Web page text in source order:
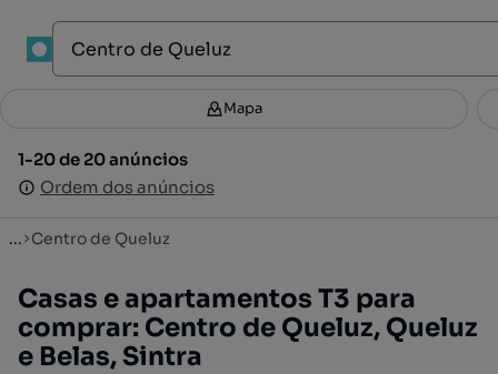
Filtros 2
1-20 de 20 anúncios
Ordem dos anúncios
Mapa
1-20 de 20 anúncios
Ordem dos anúncios
... Centro de Queluz
Casas e apartamentos T3 para
comprar: Centro de Queluz, Queluz
e Belas, Sintra